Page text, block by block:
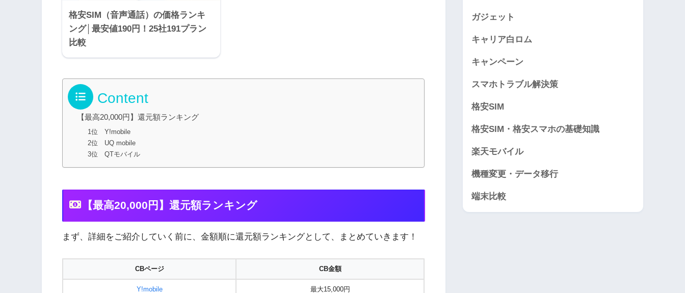
格安SIM（音声通話）の価格ランキ
ング│最安値190円！25社191プラン
比較
Content
【最高20,000円】還元額ランキング
1位 Y!mobile
2位 UQ mobile
3位 QTモバイル
【最高20,000円】還元額ランキング
まず、詳細をご紹介していく前に、金額順に還元額ランキングとして、まとめていきます！
CBページ CB金額
Y!mobile 最大15,000円
ガジェット
キャリア白ロム
キャンペーン
スマホトラブル解決策
格安SIM
格安SIM・格安スマホの基礎知識
楽天モバイル
機種変更・データ移行
端末比較